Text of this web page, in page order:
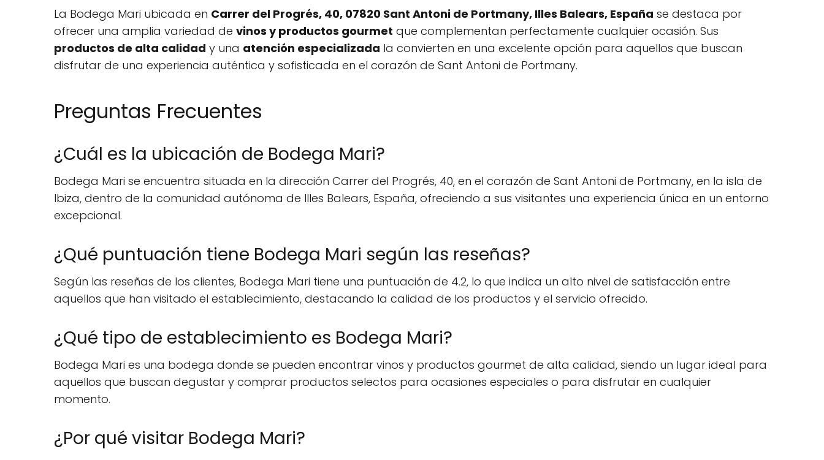
La Bodega Mari ubicada en Carrer del Progrés, 40, 07820 Sant Antoni de Portmany, Illes Balears, España se destaca por
ofrecer una amplia variedad de vinos y productos gourmet que complementan perfectamente cualquier ocasión. Sus
productos de alta calidad y una atención especializada la convierten en una excelente opción para aquellos que buscan
disfrutar de una experiencia auténtica y sofisticada en el corazón de Sant Antoni de Portmany.
Preguntas Frecuentes
¿Cuál es la ubicación de Bodega Mari?
Bodega Mari se encuentra situada en la dirección Carrer del Progrés, 40, en el corazón de Sant Antoni de Portmany, en la isla de
Ibiza, dentro de la comunidad autónoma de Illes Balears, España, ofreciendo a sus visitantes una experiencia única en un entorno
excepcional.
¿Qué puntuación tiene Bodega Mari según las reseñas?
Según las reseñas de los clientes, Bodega Mari tiene una puntuación de 4.2, lo que indica un alto nivel de satisfacción entre
aquellos que han visitado el establecimiento, destacando la calidad de los productos y el servicio ofrecido.
¿Qué tipo de establecimiento es Bodega Mari?
Bodega Mari es una bodega donde se pueden encontrar vinos y productos gourmet de alta calidad, siendo un lugar ideal para
aquellos que buscan degustar y comprar productos selectos para ocasiones especiales o para disfrutar en cualquier
momento.
¿Por qué visitar Bodega Mari?